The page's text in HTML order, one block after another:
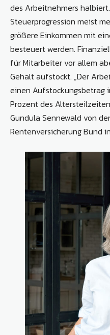
des Arbeitnehmers
Steuerprogression meist
größere Einkommen mit
besteuert werden.
für Mitarbeiter vor allem
Gehalt aufstockt. „Der
einen Aufstockungsbetrag
Prozent des
Gundula Sennewald von
Rentenversicherung Bund